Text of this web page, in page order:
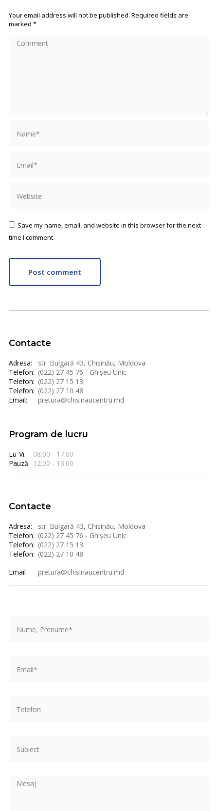
Your email address will not be published. Required fields are
marked *
Comment
Save my name, email, and website in this browser for the next
time I comment.
Post comment
Contacte
Adresa:
str. Bulgară 43, Chișinău, Moldova
Telefon: (022) 27 45 76 - Ghișeu Unic
Telefon: (022) 27 15 13
Telefon: (022) 27 10 48
Email:
pretura@chisinaucentru.md
Program de lucru
Lu-Vi:
08:00 - 17:00
Pauză: 12:00 - 13:00
Contacte
Adresa:
str. Bulgară 43, Chișinău, Moldova
Telefon: (022) 27 45 76 - Ghișeu Unic
Telefon: (022) 27 15 13
Telefon: (022) 27 10 48
Email
pretura@chisinaucentru.md